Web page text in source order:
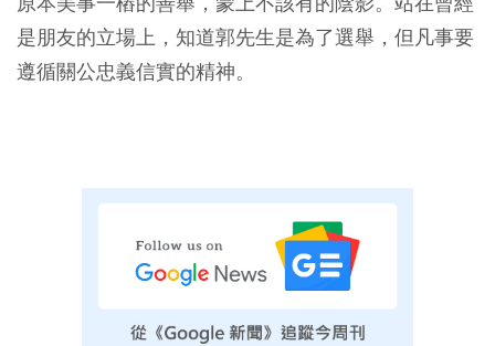
是朋友的立場上，知道郭先生是為了選舉，但凡事要
遵循關公忠義信實的精神。